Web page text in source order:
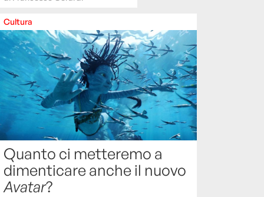
Cultura
Quanto ci metteremo a
dimenticare anche il nuovo
Avatar?